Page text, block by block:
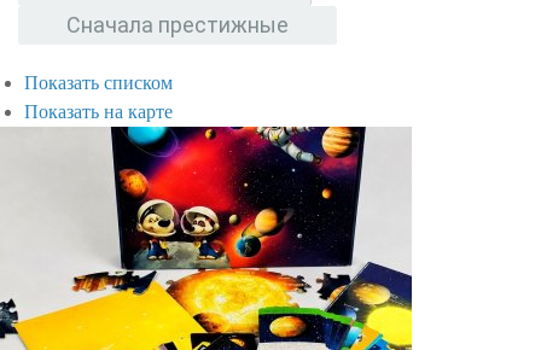
Сначала престижные
Показать списком
Показать на карте